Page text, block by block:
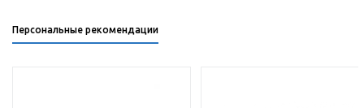
Персональные рекомендации